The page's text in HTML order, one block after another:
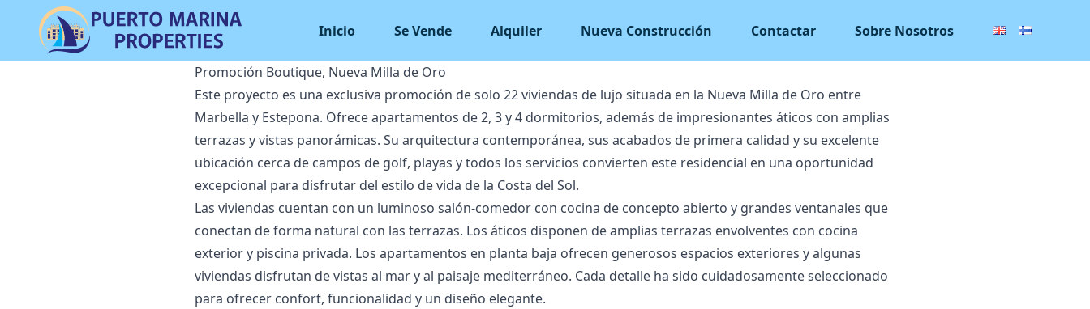
Inicio Se Vende Alquiler Nueva Construcción Contactar Sobre Nosotros
Promoción Boutique, Nueva Milla de Oro
Este proyecto es una exclusiva promoción de solo 22 viviendas de lujo situada en la Nueva Milla de Oro entre
Marbella y Estepona. Ofrece apartamentos de 2, 3 y 4 dormitorios, además de impresionantes áticos con amplias
terrazas y vistas panorámicas. Su arquitectura contemporánea, sus acabados de primera calidad y su excelente
ubicación cerca de campos de golf, playas y todos los servicios convierten este residencial en una oportunidad
excepcional para disfrutar del estilo de vida de la Costa del Sol.
Las viviendas cuentan con un luminoso salón-comedor con cocina de concepto abierto y grandes ventanales que
conectan de forma natural con las terrazas. Los áticos disponen de amplias terrazas envolventes con cocina
exterior y piscina privada. Los apartamentos en planta baja ofrecen generosos espacios exteriores y algunas
viviendas disfrutan de vistas al mar y al paisaje mediterráneo. Cada detalle ha sido cuidadosamente seleccionado
para ofrecer confort, funcionalidad y un diseño elegante.